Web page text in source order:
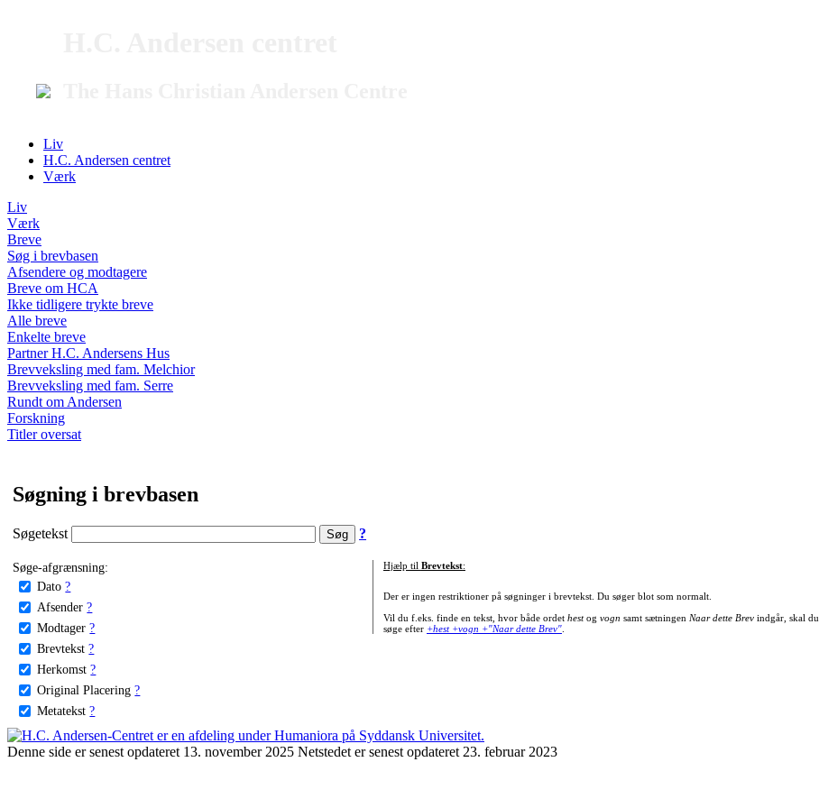
Liv
H.C. Andersen centret
Værk
Liv
Værk
Breve
Søg i brevbasen
Afsendere og modtagere
Breve om HCA
Ikke tidligere trykte breve
Alle breve
Enkelte breve
Partner H.C. Andersens Hus
Brevveksling med fam. Melchior
Brevveksling med fam. Serre
Rundt om Andersen
Forskning
Titler oversat
Søgning i brevbasen
Søgetekst ?
Søge-afgrænsning:
Dato ?
Afsender ?
Modtager ?
Brevtekst ?
Herkomst ?
Original Placering ?
Metatekst ?
Hjælp til Brevtekst:
Der er ingen restriktioner på søgninger i brevtekst. Du søger blot som normalt.
Vil du f.eks. finde en tekst, hvor både ordet hestog vogn samt sætningen Naar dette Brevindgår, skal du
søge efter +hest +vogn +"Naar dette Brev".
Denne side er senest opdateret 13. november 2025 Netstedet er senest opdateret 23. februar 2023